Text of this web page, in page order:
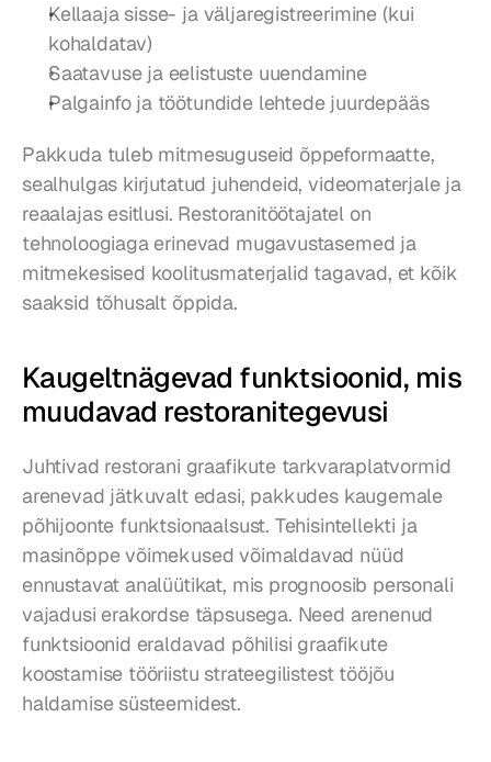
Kellaaja sisse- ja väljaregistreerimine (kui
kohaldatav)
Saatavuse ja eelistuste uuendamine
Palgainfo ja töötundide lehtede juurdepääs
Pakkuda tuleb mitmesuguseid õppeformaatte,
sealhulgas kirjutatud juhendeid, videomaterjale ja
reaalajas esitlusi. Restoranitöötajatel on
tehnoloogiaga erinevad mugavustasemed ja
mitmekesised koolitusmaterjalid tagavad, et kõik
saaksid tõhusalt õppida.
Kaugeltnägevad funktsioonid, mis
muudavad restoranitegevusi
Juhtivad restorani graafikute tarkvaraplatvormid
arenevad jätkuvalt edasi, pakkudes kaugemale
põhijoonte funktsionaalsust. Tehisintellekti ja
masinõppe võimekused võimaldavad nüüd
ennustavat analüütikat, mis prognoosib personali
vajadusi erakordse täpsusega. Need arenenud
funktsioonid eraldavad põhilisi graafikute
koostamise tööriistu strateegilistest tööjõu
haldamise süsteemidest.